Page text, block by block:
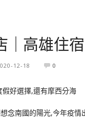
｜高雄住
12-18 0
念南國的陽光,今年疫